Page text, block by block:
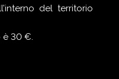
del territorio
è 30 €.